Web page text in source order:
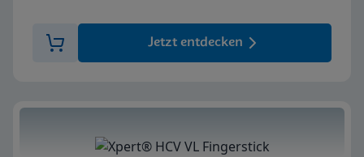
Jetzt entdecken